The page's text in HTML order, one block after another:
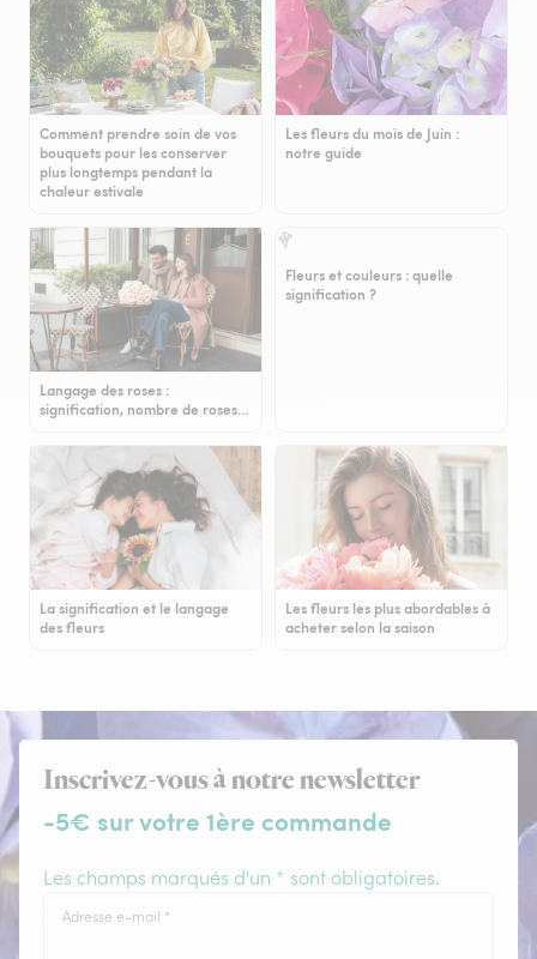
Comment prendre soin de vos
bouquets pour les conserver
plus longtemps pendant la
chaleur estivale
Les fleurs du mois de Juin :
notre guide
Langage des roses :
signification, nombre de roses…
Fleurs et couleurs : quelle
signification ?
La signification et le langage
des fleurs
Les fleurs les plus abordables à
acheter selon la saison
Inscrivez-vous à notre newsletter
-5€ sur votre 1ère commande
Les champs marqués d'un * sont obligatoires.
Adresse e-mail *